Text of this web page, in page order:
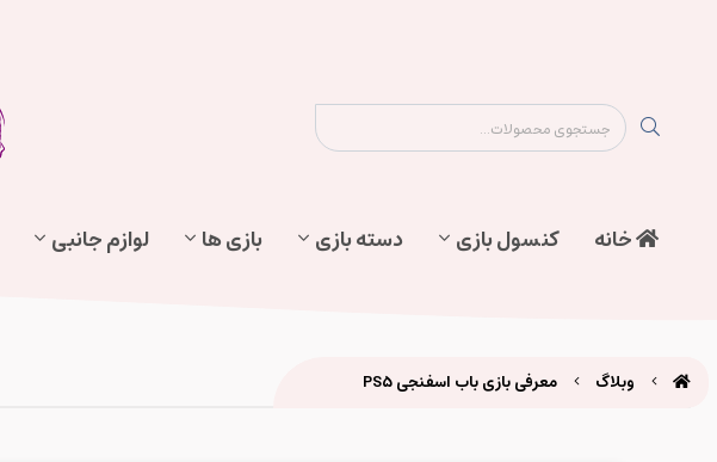
خانه کنسول بازی دسته بازی بازی ها لوازم جانبی
وبلاگ معرفی بازی باب اسفنجی PS5